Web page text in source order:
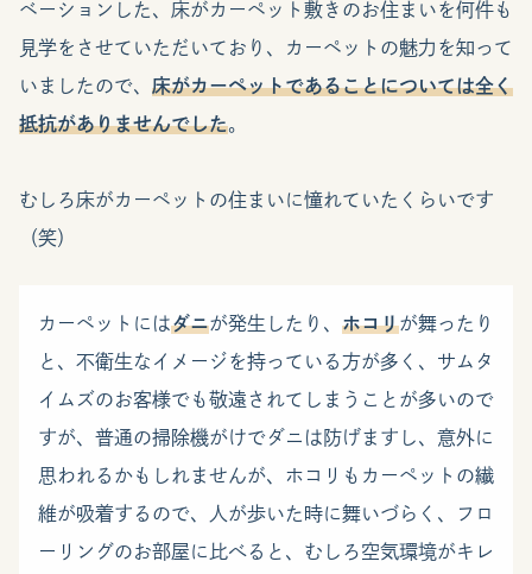
ベーションした、床がカーペット敷きのお住まいを何件も
見学をさせていただいており、カーペットの魅力を知って
いましたので、 床がカーペットであることについては全く
抵抗がありませんでした。
むしろ床がカーペットの住まいに憧れていたくらいです
（笑）
カーペットにはダニが発生したり、 ホコリが舞ったり
と、不衛生なイメージを持っている方が多く、サムタ
イムズのお客様でも敬遠されてしまうことが多いので
すが、普通の掃除機がけでダニは防げますし、意外に
思われるかもしれませんが、ホコリもカーペットの繊
維が吸着するので、人が歩いた時に舞いづらく、フロ
ーリングのお部屋に比べると、むしろ空気環境がキレ